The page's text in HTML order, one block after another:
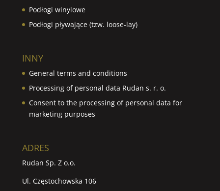
Podłogi winylowe
Podłogi pływające (tzw. loose-lay)
INNY
General terms and conditions
Processing of personal data Rudan s. r. o.
Consent to the processing of personal data for
marketing purposes
ADRES
Rudan Sp. Z o.o.
Ul. Częstochowska 106